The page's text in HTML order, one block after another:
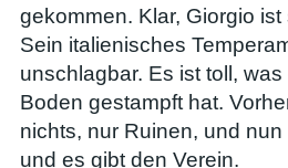
gekommen. Klar, Giorgio
Sein italienisches
unschlagbar. Es ist toll,
Boden gestampft hat.
nichts, nur Ruinen, und
und es gibt den Verein.